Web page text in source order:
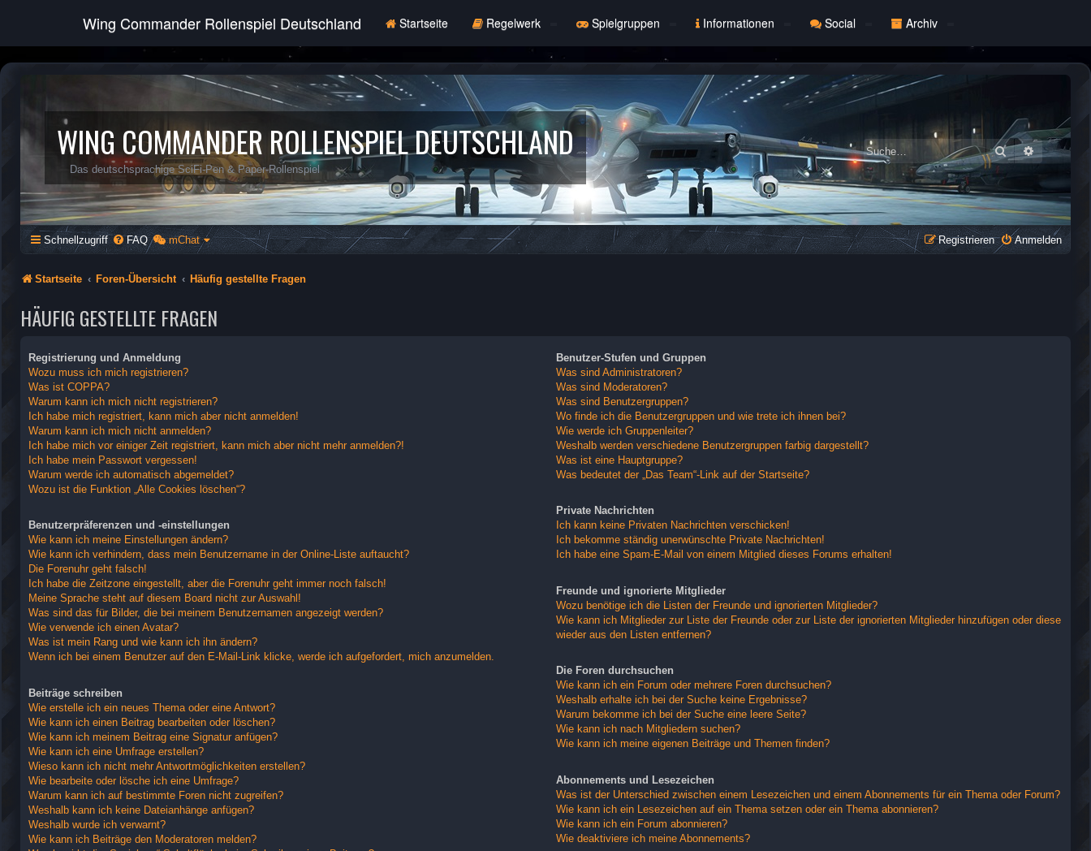
Wing Commander Rollenspiel Deutschland Startseite Regelwerk Spielgruppen Informationen Social Archiv
WING COMMANDER ROLLENSPIEL DEUTSCHLAND
Das deutschsprachige SciFi-Pen & Paper-Rollenspiel
Suche Erweiterte
Schnellzugriff FAQ mChat Anmelden
Registrieren
Startseite Foren-Übersicht Häufig gestellte Fragen
HÄUFIG GESTELLTE FRAGEN
Registrierung und Anmeldung
Wozu muss ich mich registrieren?
Was ist COPPA?
Warum kann ich mich nicht registrieren?
Ich habe mich registriert, kann mich aber nicht anmelden!
Warum kann ich mich nicht anmelden?
Ich habe mich vor einiger Zeit registriert, kann mich aber nicht mehr anmelden?!
Ich habe mein Passwort vergessen!
Warum werde ich automatisch abgemeldet?
Wozu ist die Funktion „Alle Cookies löschen“?
Benutzerpräferenzen und -einstellungen
Wie kann ich meine Einstellungen ändern?
Wie kann ich verhindern, dass mein Benutzername in der Online-Liste auftaucht?
Die Forenuhr geht falsch!
Ich habe die Zeitzone eingestellt, aber die Forenuhr geht immer noch falsch!
Meine Sprache steht auf diesem Board nicht zur Auswahl!
Was sind das für Bilder, die bei meinem Benutzernamen angezeigt werden?
Wie verwende ich einen Avatar?
Was ist mein Rang und wie kann ich ihn ändern?
Wenn ich bei einem Benutzer auf den E-Mail-Link klicke, werde ich aufgefordert, mich anzumelden.
Beiträge schreiben
Wie erstelle ich ein neues Thema oder eine Antwort?
Wie kann ich einen Beitrag bearbeiten oder löschen?
Wie kann ich meinem Beitrag eine Signatur anfügen?
Wie kann ich eine Umfrage erstellen?
Wieso kann ich nicht mehr Antwortmöglichkeiten erstellen?
Wie bearbeite oder lösche ich eine Umfrage?
Warum kann ich auf bestimmte Foren nicht zugreifen?
Weshalb kann ich keine Dateianhänge anfügen?
Weshalb wurde ich verwarnt?
Wie kann ich Beiträge den Moderatoren melden?
Benutzer-Stufen und Gruppen
Was sind Administratoren?
Was sind Moderatoren?
Was sind Benutzergruppen?
Wo finde ich die Benutzergruppen und wie trete ich ihnen bei?
Wie werde ich Gruppenleiter?
Weshalb werden verschiedene Benutzergruppen farbig dargestellt?
Was ist eine Hauptgruppe?
Was bedeutet der „Das Team“-Link auf der Startseite?
Private Nachrichten
Ich kann keine Privaten Nachrichten verschicken!
Ich bekomme ständig unerwünschte Private Nachrichten!
Ich habe eine Spam-E-Mail von einem Mitglied dieses Forums erhalten!
Freunde und ignorierte Mitglieder
Wozu benötige ich die Listen der Freunde und ignorierten Mitglieder?
Wie kann ich Mitglieder zur Liste der Freunde oder zur Liste der ignorierten Mitglieder hinzufügen oder diese
wieder aus den Listen entfernen?
Die Foren durchsuchen
Wie kann ich ein Forum oder mehrere Foren durchsuchen?
Weshalb erhalte ich bei der Suche keine Ergebnisse?
Warum bekomme ich bei der Suche eine leere Seite?
Wie kann ich nach Mitgliedern suchen?
Wie kann ich meine eigenen Beiträge und Themen finden?
Abonnements und Lesezeichen
Was ist der Unterschied zwischen einem Lesezeichen und einem Abonnements für ein Thema oder Forum?
Wie kann ich ein Lesezeichen auf ein Thema setzen oder ein Thema abonnieren?
Wie kann ich ein Forum abonnieren?
Wie deaktiviere ich meine Abonnements?